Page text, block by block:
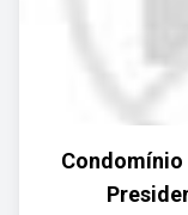
Condomínio